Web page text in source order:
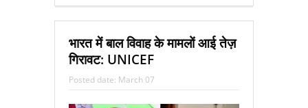
भारत में बाल विवाह के मामलों आई तेज़
गिरावट: UNICEF
Posted date: March 07